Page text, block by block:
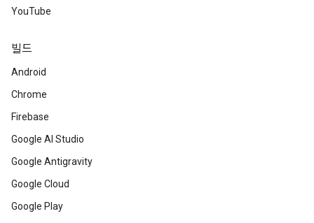
YouTube
빌드
Android
Chrome
Firebase
Google AI Studio
Google Antigravity
Google Cloud
Google Play